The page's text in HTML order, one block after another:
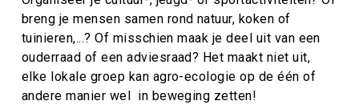
breng je mensen samen rond natuur, koken of
tuinieren,...? Of misschien maak je deel uit van een
ouderraad of een adviesraad? Het maakt niet uit,
elke lokale groep kan agro-ecologie op de één of
andere manier wel in beweging zetten!